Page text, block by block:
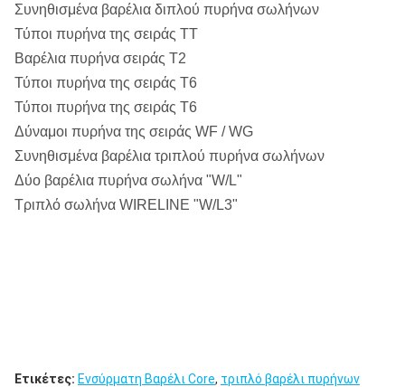
Συνηθισμένα βαρέλια διπλού πυρήνα σωλήνων
Τύποι πυρήνα της σειράς TT
Βαρέλια πυρήνα σειράς T2
Τύποι πυρήνα της σειράς T6
Τύποι πυρήνα της σειράς T6
Δύναμοι πυρήνα της σειράς WF / WG
Συνηθισμένα βαρέλια τριπλού πυρήνα σωλήνων
Δύο βαρέλια πυρήνα σωλήνα "W/L"
Τριπλό σωλήνα WIRELINE "W/L3"
Ετικέτες: Ενσύρματη Βαρέλι Core, τριπλό βαρέλι πυρήνων